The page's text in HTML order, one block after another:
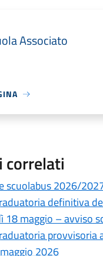
Associato
correlati
scuolabus 2026/
definitiva
18 maggio – avviso
provvisoria
2026